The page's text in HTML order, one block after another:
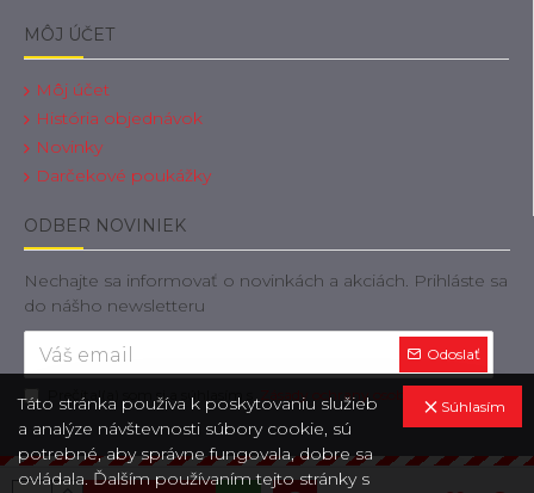
MÔJ ÚČET
Môj účet
História objednávok
Novinky
Darčekové poukážky
ODBER NOVINIEK
Nechajte sa informovať o novinkách a akciách. Prihláste sa
do nášho newsletteru
Odoslať
Prečítal(a) som si a súhlasím s Zásady ochrany osobných údajov
Súhlasím
Táto stránka používa k poskytovaniu služieb
a analýze návštevnosti súbory cookie, sú
potrebné, aby správne fungovala, dobre sa
ovládala. Ďalším používaním tejto stránky s